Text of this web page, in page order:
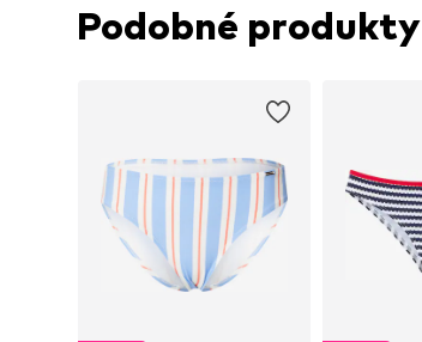
Podobné produkty